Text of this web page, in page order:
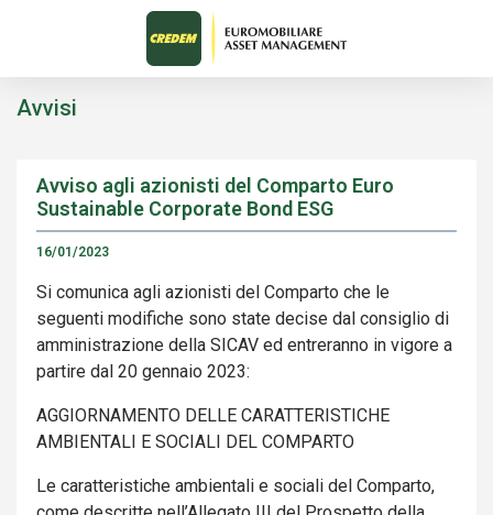
Avvisi
Avviso agli azionisti del Comparto Euro
Sustainable Corporate Bond ESG
16/01/2023
Si comunica agli azionisti del Comparto che le
seguenti modifiche sono state decise dal consiglio di
amministrazione della SICAV ed entreranno in vigore a
partire dal 20 gennaio 2023:
AGGIORNAMENTO DELLE CARATTERISTICHE
AMBIENTALI E SOCIALI DEL COMPARTO
Le caratteristiche ambientali e sociali del Comparto,